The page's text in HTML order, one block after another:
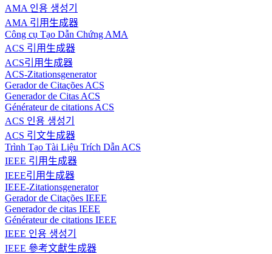
AMA 인용 생성기
AMA 引用生成器
Công cụ Tạo Dẫn Chứng AMA
ACS 引用生成器
ACS引用生成器
ACS-Zitationsgenerator
Gerador de Citações ACS
Generador de Citas ACS
Générateur de citations ACS
ACS 인용 생성기
ACS 引文生成器
Trình Tạo Tài Liệu Trích Dẫn ACS
IEEE 引用生成器
IEEE引用生成器
IEEE-Zitationsgenerator
Gerador de Citações IEEE
Generador de citas IEEE
Générateur de citations IEEE
IEEE 인용 생성기
IEEE 參考文獻生成器